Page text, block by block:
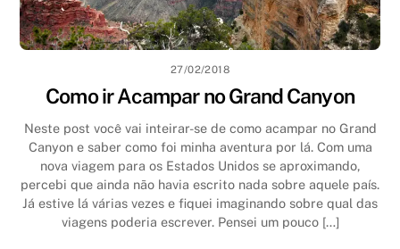
27/02/2018
Como ir Acampar no Grand Canyon
Neste post você vai inteirar-se de como acampar no Grand
Canyon e saber como foi minha aventura por lá. Com uma
nova viagem para os Estados Unidos se aproximando,
percebi que ainda não havia escrito nada sobre aquele país.
Já estive lá várias vezes e fiquei imaginando sobre qual das
viagens poderia escrever. Pensei um pouco […]